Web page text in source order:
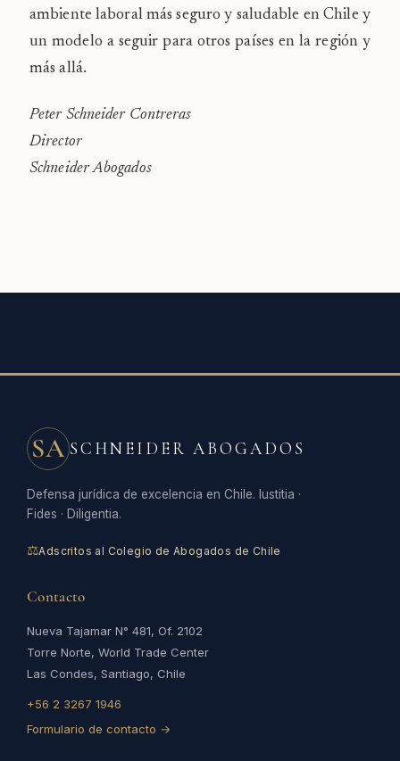
ambiente laboral más seguro y saludable en Chile y
un modelo a seguir para otros países en la región y
más allá.
Peter Schneider Contreras
Director
Schneider Abogados
SA SCHNEIDER ABOGADOS
Defensa jurídica de excelencia en Chile. Iustitia ·
Fides · Diligentia.
⚖Adscritos al Colegio de Abogados de Chile
Contacto
Nueva Tajamar N° 481, Of. 2102
Torre Norte, World Trade Center
Las Condes, Santiago, Chile
+56 2 3267 1946
Formulario de contacto →